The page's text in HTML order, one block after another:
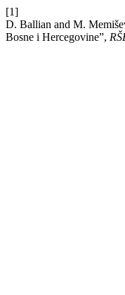
[1]
D. Ballian and M.
Bosne i Hercegovine”,